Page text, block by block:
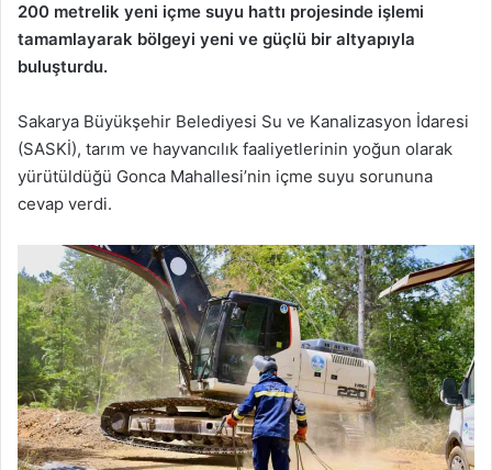
200 metrelik yeni içme suyu hattı projesinde işlemi
tamamlayarak bölgeyi yeni ve güçlü bir altyapıyla
buluşturdu.
Sakarya Büyükşehir Belediyesi Su ve Kanalizasyon İdaresi
(SASKİ), tarım ve hayvancılık faaliyetlerinin yoğun olarak
yürütüldüğü Gonca Mahallesi’nin içme suyu sorununa
cevap verdi.